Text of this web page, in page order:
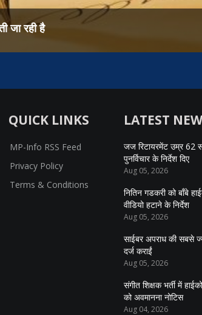
QUICK LINKS
MP-Info RSS Feed
Privacy Policy
Terms & Conditions
LATEST
जज रिटायरमेंट उम्र 62
पुनर्विचार के निर्देश दिए
Aug 05, 2026
नितिन गडकरी को बॉंबे
वीडियो हटाने के निर्देश
Aug 05, 2026
साईबर अपराध की सबसे
दर्ज कराईं
Aug 05, 2026
संगीत शिक्षक भर्ती में
को अवमानना नोटिस
Aug 04, 2026